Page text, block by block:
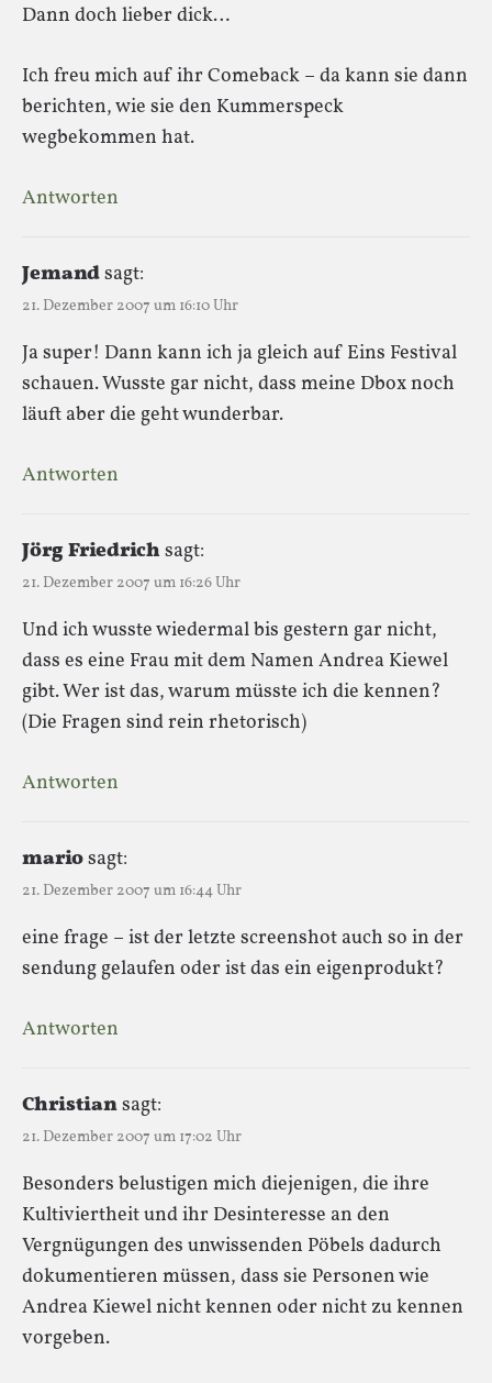
Dann doch lieber dick…
Ich freu mich auf ihr Comeback – da kann sie dann
berichten, wie sie den Kummerspeck
wegbekommen hat.
Antworten
Jemandsagt:
21. Dezember 2007 um 16:10 Uhr
Ja super! Dann kann ich ja gleich auf Eins Festival
schauen. Wusste gar nicht, dass meine Dbox noch
läuft aber die geht wunderbar.
Antworten
Jörg Friedrich sagt:
21. Dezember 2007 um 16:26 Uhr
Und ich wusste wiedermal bis gestern gar nicht,
dass es eine Frau mit dem Namen Andrea Kiewel
gibt. Wer ist das, warum müsste ich die kennen?
(Die Fragen sind rein rhetorisch)
Antworten
mariosagt:
21. Dezember 2007 um 16:44 Uhr
eine frage – ist der letzte screenshot auch so in der
sendung gelaufen oder ist das ein eigenprodukt?
Antworten
Christiansagt:
21. Dezember 2007 um 17:02 Uhr
Besonders belustigen mich diejenigen, die ihre
Kultiviertheit und ihr Desinteresse an den
Vergnügungen des unwissenden Pöbels dadurch
dokumentieren müssen, dass sie Personen wie
Andrea Kiewel nicht kennen oder nicht zu kennen
vorgeben.